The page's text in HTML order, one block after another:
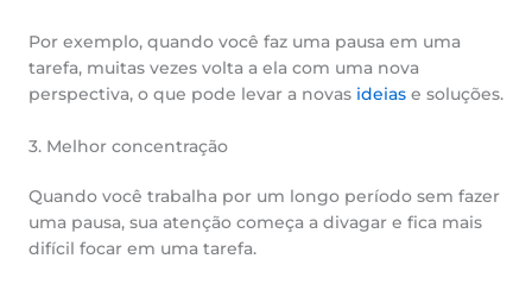
Por exemplo, quando você faz uma pausa em uma
tarefa, muitas vezes volta a ela com uma nova
perspectiva, o que pode levar a novas ideias e soluções.
3. Melhor concentração
Quando você trabalha por um longo período sem fazer
uma pausa, sua atenção começa a divagar e fica mais
difícil focar em uma tarefa.